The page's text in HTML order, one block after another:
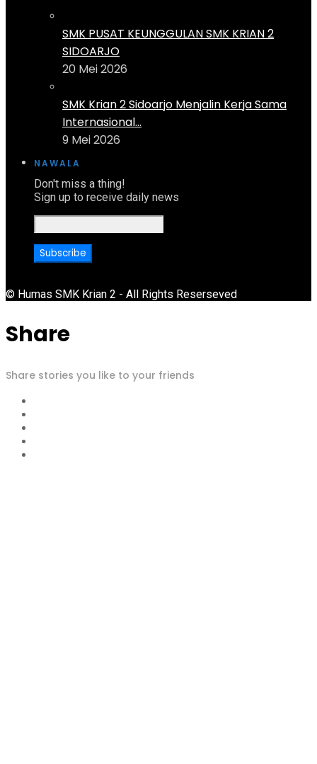
SMK PUSAT KEUNGGULAN SMK KRIAN 2
SIDOARJO
20 Mei 2026
SMK Krian 2 Sidoarjo Menjalin Kerja Sama
Internasional...
9 Mei 2026
NAWALA
Don't miss a thing!
Sign up to receive daily news
© Humas SMK Krian 2 - All Rights Reserseved
Share
Share stories you like to your friends